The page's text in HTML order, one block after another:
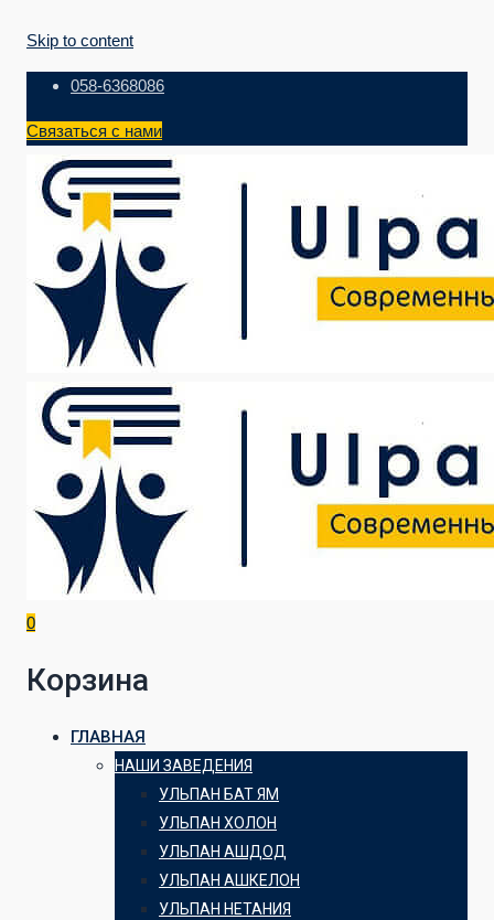
Skip to content
058-6368086
Связаться с нами
0
Корзина
ГЛАВНАЯ
НАШИ ЗАВЕДЕНИЯ
УЛЬПАН БАТ ЯМ
УЛЬПАН ХОЛОН
УЛЬПАН АШДОД
УЛЬПАН АШКЕЛОН
УЛЬПАН НЕТАНИЯ